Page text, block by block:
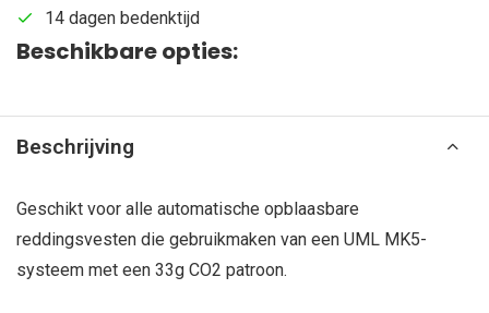
14 dagen bedenktijd
Beschikbare opties:
Beschrijving
Geschikt voor alle automatische opblaasbare
reddingsvesten die gebruikmaken van een UML MK5-
systeem met een 33g CO2 patroon.